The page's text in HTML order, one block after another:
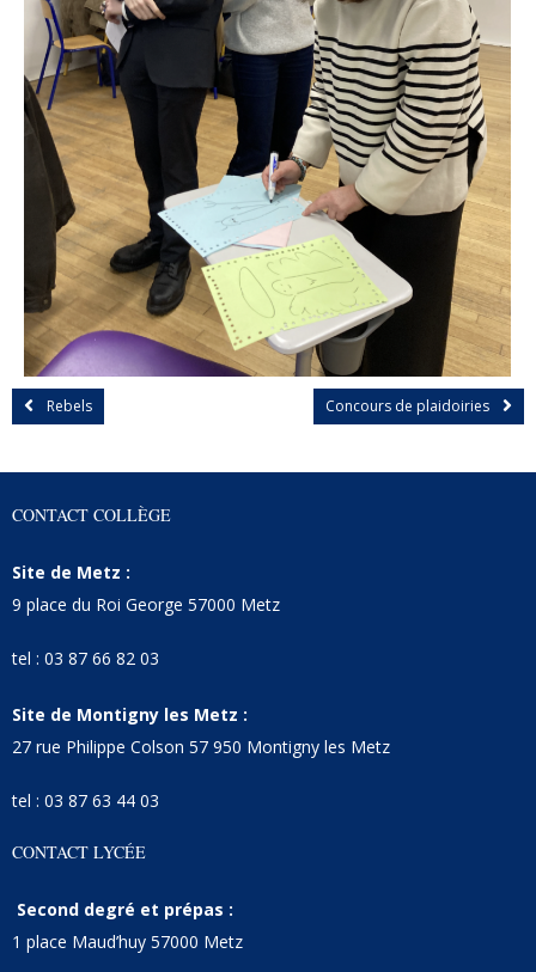
Rebels Concours de plaidoiries
CONTACT COLLÈGE
Site de Metz :
9 place du Roi George 57000 Metz
tel : 03 87 66 82 03
Site de Montigny les Metz :
27 rue Philippe Colson 57 950 Montigny les Metz
tel : 03 87 63 44 03
CONTACT LYCÉE
Second degré et prépas :
1 place Maud’huy 57000 Metz